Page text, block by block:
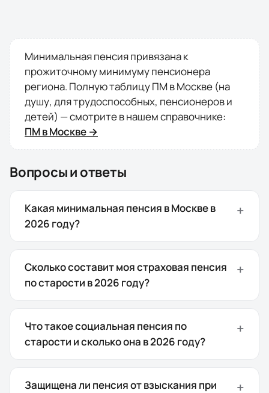
Минимальная пенсия привязана к
прожиточному минимуму пенсионера
региона. Полную таблицу ПМ вМоскве (на
душу, для трудоспособных, пенсионеров и
детей) — смотрите в нашем справочнике:
ПМ вМоскве →
Вопросы и ответы
Какая минимальная пенсия в Москве в
2026 году?
Сколько составит моя страховая пенсия
по старости в 2026 году?
Что такое социальная пенсия по
старости и сколько она в 2026 году?
Защищена ли пенсия от взыскания при